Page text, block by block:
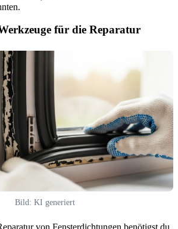
für die Reparatur
Bild: KI generiert
von Fensterdichtungen benötigst du